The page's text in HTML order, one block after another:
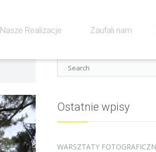
Nasze Realizacje Zaufali nam
Ostatnie wpisy
WARSZTATY